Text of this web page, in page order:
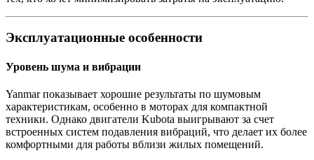
Эксплуатационные особенности
Уровень шума и вибрации
Yanmar показывает хорошие результаты по шумовым
характеристикам, особенно в моторах для компактной
техники. Однако двигатели Kubota выигрывают за счет
встроенных систем подавления вибраций, что делает их более
комфортными для работы вблизи жилых помещений.